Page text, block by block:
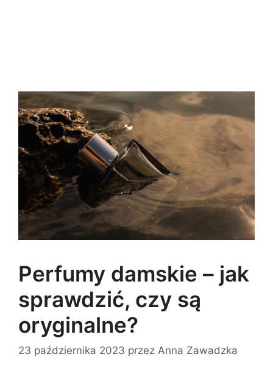
Perfumy damskie – jak
sprawdzić, czy są
oryginalne?
23 października 2023 przez Anna Zawadzka